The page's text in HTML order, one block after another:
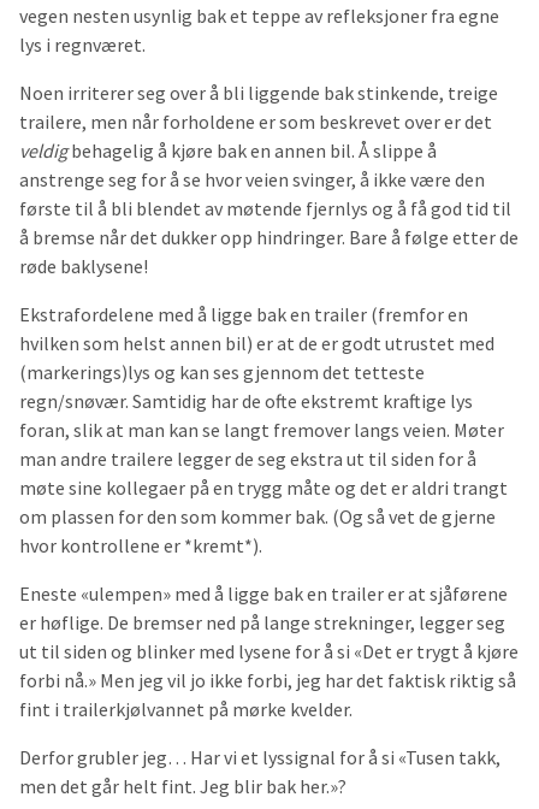
vegen nesten usynlig bak et teppe av refleksjoner fra egne
lys i regnværet.
Noen irriterer seg over å bli liggende bak stinkende, treige
trailere, men når forholdene er som beskrevet over er det
veldigbehagelig å kjøre bak en annen bil. Å slippe å
anstrenge seg for å se hvor veien svinger, å ikke være den
første til å bli blendet av møtende fjernlys og å få god tid til
å bremse når det dukker opp hindringer. Bare å følge etter de
røde baklysene!
Ekstrafordelene med å ligge bak en trailer (fremfor en
hvilken som helst annen bil) er at de er godt utrustet med
(markerings)lys og kan ses gjennom det tetteste
regn/snøvær. Samtidig har de ofte ekstremt kraftige lys
foran, slik at man kan se langt fremover langs veien. Møter
man andre trailere legger de seg ekstra ut til siden for å
møte sine kollegaer på en trygg måte og det er aldri trangt
om plassen for den som kommer bak. (Og så vet de gjerne
hvor kontrollene er *kremt*).
Eneste «ulempen» med å ligge bak en trailer er at sjåførene
er høflige. De bremser ned på lange strekninger, legger seg
ut til siden og blinker med lysene for å si «Det er trygt å kjøre
forbi nå.» Men jeg vil jo ikke forbi, jeg har det faktisk riktig så
fint i trailerkjølvannet på mørke kvelder.
Derfor grubler jeg… Har vi et lyssignal for å si «Tusen takk,
men det går helt fint. Jeg blir bak her.»?